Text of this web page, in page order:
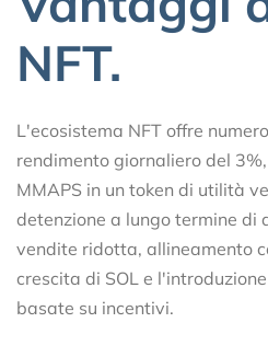
NFT.
L'ecosistema NFT offre
rendimento giornaliero del
MMAPS in un token di utilità
detenzione a lungo termine di
vendite ridotta, allineamento
crescita di SOL e
basate su incentivi.